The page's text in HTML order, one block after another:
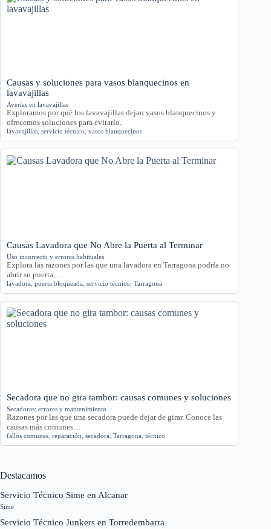
Causas y soluciones para vasos blanquecinos en
lavavajillas
Averías en lavavajillas
Exploramos por qué los lavavajillas dejan vasos blanquecinos y
ofrecemos soluciones para evitarlo.
lavavajillas servicio técnico vasos blanquecinos
Causas Lavadora que No Abre la Puerta al Terminar
Uso incorrecto y errores habituales
Explora las razones por las que una lavadora en Tarragona podría no
abrir su puerta…
lavadora puerta bloqueada servicio técnico Tarragona
Secadora que no gira tambor: causas comunes y soluciones
Secadoras: errores y mantenimiento
Razones por las que una secadora puede dejar de girar. Conoce las
causas más comunes…
fallos comunes reparación secadora Tarragona técnico
Destacamos
Servicio Técnico Sime en Alcanar
Sime
Servicio Técnico Junkers en Torredembarra